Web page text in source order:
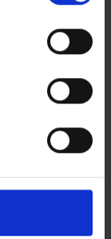
Garmin Halsbandsrem T5/T20